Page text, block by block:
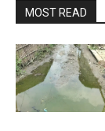
MOST READ